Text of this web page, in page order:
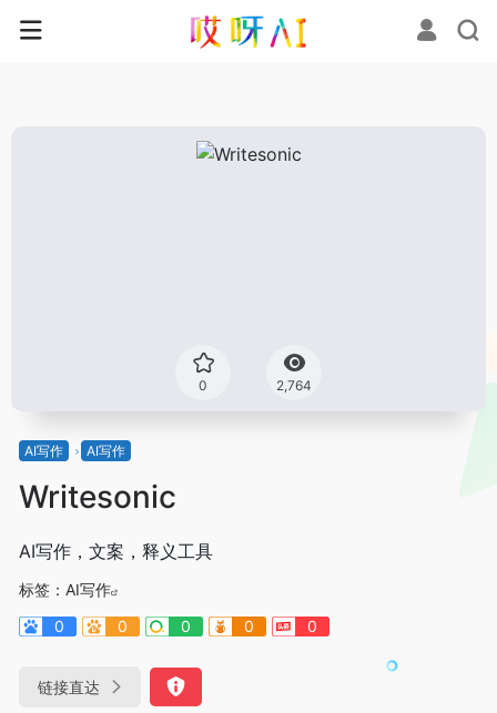
0 2,764
AI写作 AI写作
Writesonic
AI写作，文案，释义工具
标签： AI写作
0
0 0 0 0
链接直达